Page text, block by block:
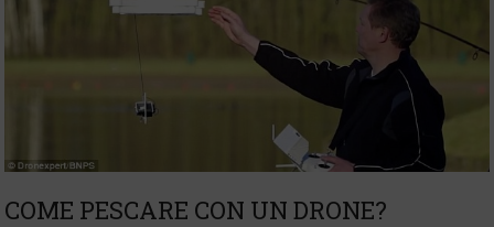
COME PESCARE CON UN DRONE?